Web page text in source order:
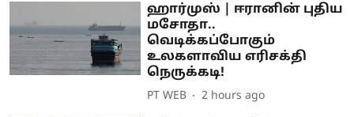
ஹார்முஸ் | ஈரானின் புதிய
மசோதா..
வெடிக்கப்போகும்
உலகளாவிய எரிசக்தி
நெருக்கடி!
PT WEB 2 hours ago